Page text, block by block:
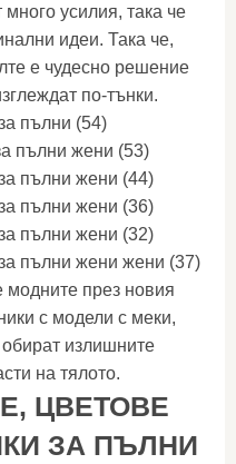
усилия, така че
идеи. Така че,
е чудесно решение
по-тънки.
пълни (54)
пълни жени (53)
пълни жени (44)
пълни жени (36)
пълни жени (32)
пълни жени жени (37)
през новия
с модели с меки,
излишните
на тялото.
ЦВЕТОВЕ
ЗА ПЪЛНИ